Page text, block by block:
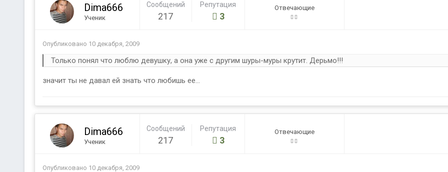
Dima666
Ученик
Сообщений
217
Репутация
3
Отвечающие
Опубликовано 10 декабря, 2009
Только понял что люблю девушку, а она уже с другим шуры-муры крутит. Дерьмо!!!
значит ты не давал ей знать что любишь ее...
Dima666
Ученик
Сообщений
217
Репутация
3
Отвечающие
Опубликовано 10 декабря, 2009